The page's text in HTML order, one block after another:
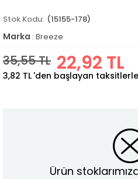
(15155-178)
Marka : Breeze
35,55 TL 22,92 TL
3,82 TL 'den başlayan taksitlerle
Ürün